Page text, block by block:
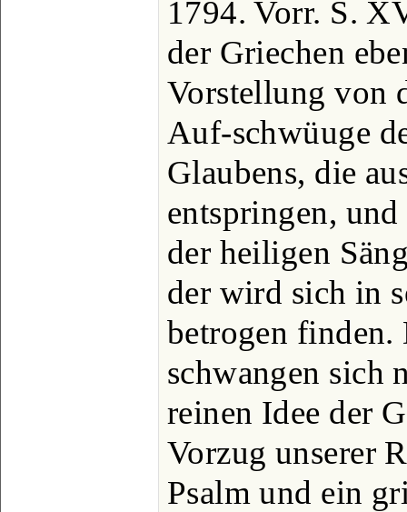
1794. Vorr. S.
der Griechen
Vorstellung von
Auf-schwüuge
Glaubens, die
entspringen,
der heiligen
der wird sich in
betrogen
schwangen sich
reinen Idee der
Vorzug unserer
Psalm und ein